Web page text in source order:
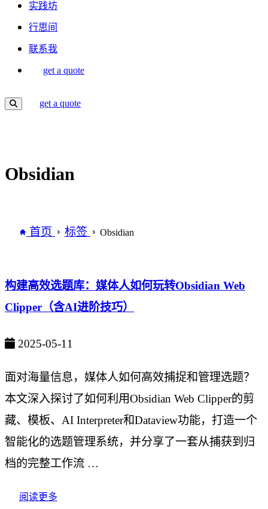
实践坊
行思间
联系我
get a quote
get a quote
Obsidian
首页 标签 Obsidian
构建高效选题库：媒体人如何玩转Obsidian Web
Clipper（含AI进阶技巧）
2025-05-11
面对海量信息，媒体人如何高效捕捉和管理选题？
本文深入探讨了如何利用Obsidian Web Clipper的剪
藏、模板、AI Interpreter和Dataview功能，打造一个
智能化的选题管理系统，并分享了一套从捕获到归
档的完整工作流 …
阅读更多